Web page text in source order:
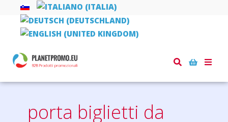
Toggle
Home piccoli regali
porta biglietti da